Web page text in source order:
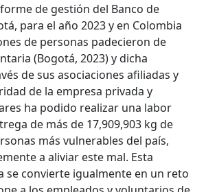
de gestión del Banco de
para el año 2023 y en Colombia
de personas padecieron de
(Bogotá, 2023) y dicha
de sus asociaciones afiliadas y
de la empresa privada y
ha podido realizar una labor
de más de 17,909,903 kg de
más vulnerables del país,
a aliviar este mal. Esta
se convierte igualmente en un reto